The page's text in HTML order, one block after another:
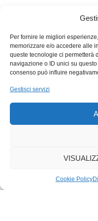
Per fornire le migliori
memorizzare e/o accedere alle
queste tecnologie ci permetterà
navigazione o ID unici su
consenso può influire
Gestisci servizi
Cookie Policy